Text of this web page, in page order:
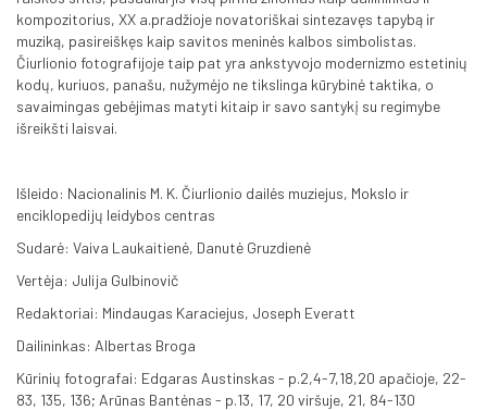
kompozitorius, XX a.pradžioje novatoriškai sintezavęs tapybą ir
muziką, pasireiškęs kaip savitos meninės kalbos simbolistas.
Čiurlionio fotografijoje taip pat yra ankstyvojo modernizmo estetinių
kodų, kuriuos, panašu, nužymėjo ne tikslinga kūrybinė taktika, o
savaimingas gebėjimas matyti kitaip ir savo santykį su regimybe
išreikšti laisvai.
Išleido: Nacionalinis M. K. Čiurlionio dailės muziejus, Mokslo ir
enciklopedijų leidybos centras
Sudarė: Vaiva Laukaitienė, Danutė Gruzdienė
Vertėja: Julija Gulbinovič
Redaktoriai: Mindaugas Karaciejus, Joseph Everatt
Dailininkas: Albertas Broga
Kūrinių fotografai: Edgaras Austinskas - p.2,4-7,18,20 apačioje, 22-
83, 135, 136; Arūnas Bantėnas - p.13, 17, 20 viršuje, 21, 84-130